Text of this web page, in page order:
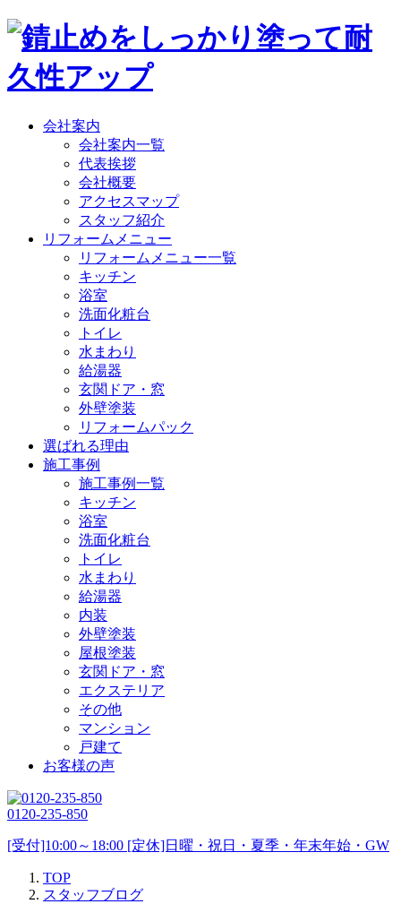
会社案内
会社案内一覧
代表挨拶
会社概要
アクセスマップ
スタッフ紹介
リフォームメニュー
リフォームメニュー一覧
キッチン
浴室
洗面化粧台
トイレ
水まわり
給湯器
玄関ドア・窓
外壁塗装
リフォームパック
選ばれる理由
施工事例
施工事例一覧
キッチン
浴室
洗面化粧台
トイレ
水まわり
給湯器
内装
外壁塗装
屋根塗装
玄関ドア・窓
エクステリア
その他
マンション
戸建て
お客様の声
0120-235-850
[受付]10:00～18:00 [定休]日曜・祝日・夏季・年末年始・GW
TOP
スタッフブログ